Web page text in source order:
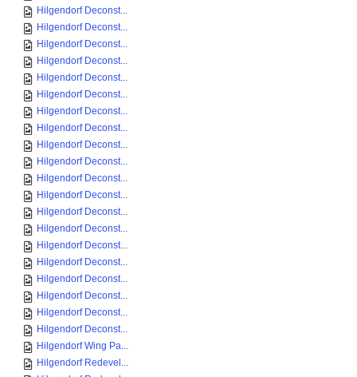
Hilgendorf Deconst...
Hilgendorf Deconst...
Hilgendorf Deconst...
Hilgendorf Deconst...
Hilgendorf Deconst...
Hilgendorf Deconst...
Hilgendorf Deconst...
Hilgendorf Deconst...
Hilgendorf Deconst...
Hilgendorf Deconst...
Hilgendorf Deconst...
Hilgendorf Deconst...
Hilgendorf Deconst...
Hilgendorf Deconst...
Hilgendorf Deconst...
Hilgendorf Deconst...
Hilgendorf Deconst...
Hilgendorf Deconst...
Hilgendorf Deconst...
Hilgendorf Deconst...
Hilgendorf Wing Pa...
Hilgendorf Redevel...